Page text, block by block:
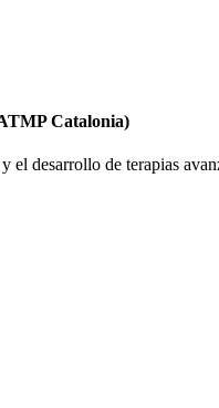
Catalonia)
desarrollo de terapias